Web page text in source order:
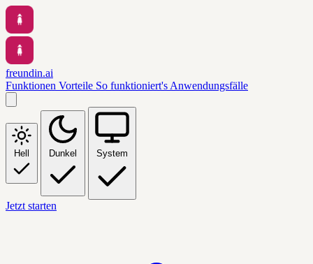
freundin.ai
Funktionen Vorteile So funktioniert's Anwendungsfälle
Hell Dunkel System
Jetzt starten